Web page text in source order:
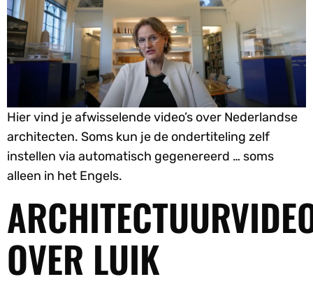
Hier vind je afwisselende video’s over Nederlandse
architecten. Soms kun je de ondertiteling zelf
instellen via automatisch gegenereerd … soms
alleen in het Engels.
OVER LUIK